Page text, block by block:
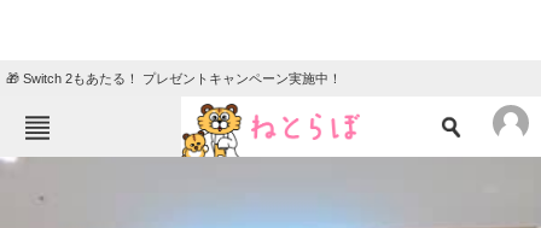
🎁 Switch 2もあたる！ プレゼントキャンペーン実施中！
TOP